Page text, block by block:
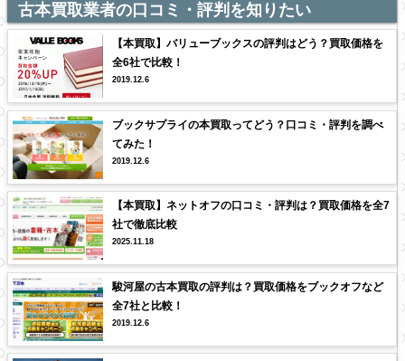
古本買取業者の口コミ・評判を知りたい
【本買取】バリューブックスの評判はどう？買取価格を
全6社で比較！
2019.12.6
ブックサプライの本買取ってどう？口コミ・評判を調べ
てみた！
2019.12.6
【本買取】ネットオフの口コミ・評判は？買取価格を全7
社で徹底比較
2025.11.18
駿河屋の古本買取の評判は？買取価格をブックオフなど
全7社と比較！
2019.12.6